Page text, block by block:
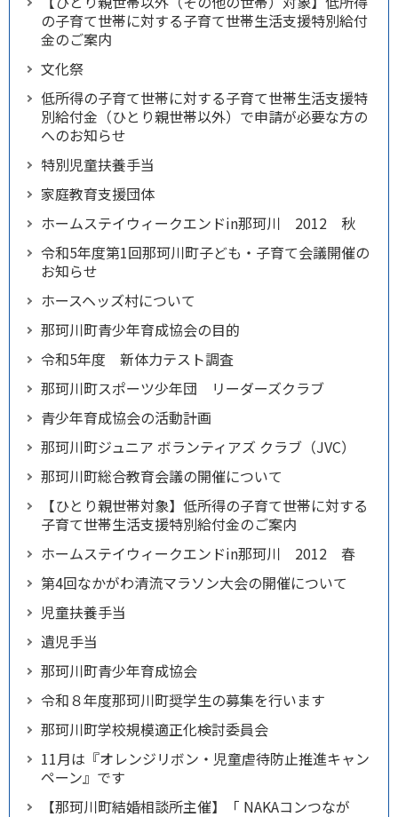
の子育て世帯に対する子育て世帯生活支援特別給付
金のご案内
文化祭
低所得の子育て世帯に対する子育て世帯生活支援特
別給付金（ひとり親世帯以外）で申請が必要な方の
へのお知らせ
特別児童扶養手当
家庭教育支援団体
ホームステイウィークエンドin那珂川 2012 秋
令和5年度第1回那珂川町子ども・子育て会議開催の
お知らせ
ホースヘッズ村について
那珂川町青少年育成協会の目的
令和5年度 新体力テスト調査
那珂川町スポーツ少年団 リーダーズクラブ
青少年育成協会の活動計画
那珂川町ジュニア ボランティアズ クラブ（JVC）
那珂川町総合教育会議の開催について
【ひとり親世帯対象】低所得の子育て世帯に対する
子育て世帯生活支援特別給付金のご案内
ホームステイウィークエンドin那珂川 2012 春
第4回なかがわ清流マラソン大会の開催について
児童扶養手当
遺児手当
那珂川町青少年育成協会
令和８年度那珂川町奨学生の募集を行います
那珂川町学校規模適正化検討委員会
11月は『オレンジリボン・児童虐待防止推進キャン
ペーン』です
【那珂川町結婚相談所主催】「 NAKAコンつなが